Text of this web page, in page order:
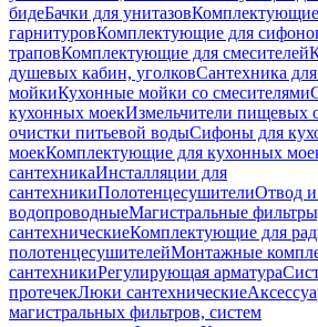
бидеБачки для унитазов
гарнитуровКомплектующие для
траповКомплектующие для смесителей
душевых кабин, уголковСантехника
мойкиКухонные мойки со смесителями
кухонных моекИзмельчители пищевых
очистки питьевой водыСифоны для
моекКомплектующие для кухонных
сантехникаИнсталляции для
сантехникиПолотенцесушителиОтвод
водопроводныеМагистральные
сантехническиеКомплектующие для
полотенцесушителейМонтажные
сантехникиРегулирующая арматура
протечекЛюки сантехнические
магистральных фильтров, систем